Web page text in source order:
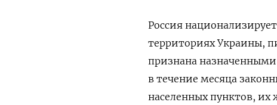
Россия
территориях Украины,
признана
в течение месяца
населенных пунктов,